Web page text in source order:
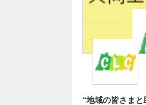
“地域の皆さま